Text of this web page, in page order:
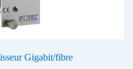
Gigabit/fibre